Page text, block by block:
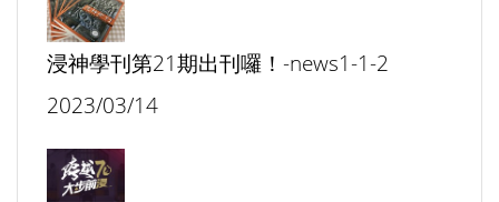
浸神學刊第21期出刊囉！-news1-1-2
2023/03/14